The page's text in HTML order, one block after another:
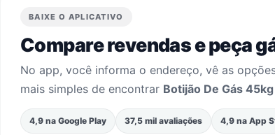
BAIXE O APLICATIVO
Compare revendas e peça
No app, você informa o endereço, vê as
mais simples de encontrar Botijão De Gás 45kg
4,9 na Google Play 37,5 mil avaliações 4,9 na App